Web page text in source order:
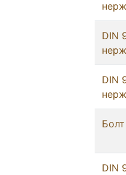
DIN
DIN
DIN